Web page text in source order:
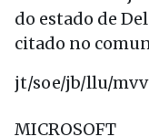
do estado de
citado no
jt/soe/jb/llu/mvv
MICROSOFT